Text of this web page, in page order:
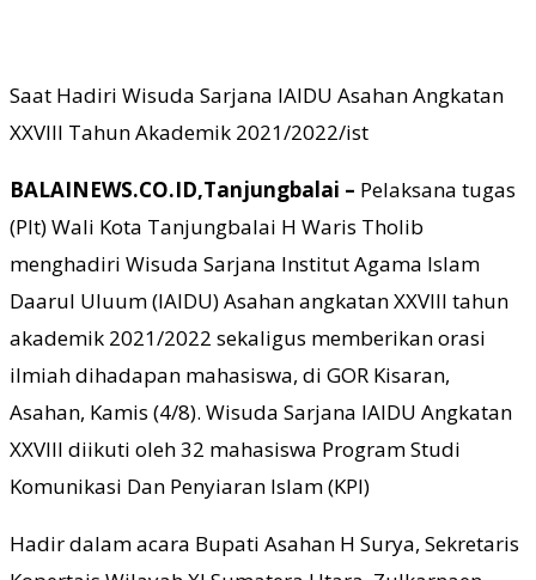
Saat Hadiri Wisuda Sarjana IAIDU Asahan Angkatan
XXVIII Tahun Akademik 2021/2022/ist
BALAINEWS.CO.ID,Tanjungbalai – Pelaksana tugas
(Plt) Wali Kota Tanjungbalai H Waris Tholib
menghadiri Wisuda Sarjana Institut Agama Islam
Daarul Uluum (IAIDU) Asahan angkatan XXVIII tahun
akademik 2021/2022 sekaligus memberikan orasi
ilmiah dihadapan mahasiswa, di GOR Kisaran,
Asahan, Kamis (4/8). Wisuda Sarjana IAIDU Angkatan
XXVIII diikuti oleh 32 mahasiswa Program Studi
Komunikasi Dan Penyiaran Islam (KPI)
Hadir dalam acara Bupati Asahan H Surya, Sekretaris